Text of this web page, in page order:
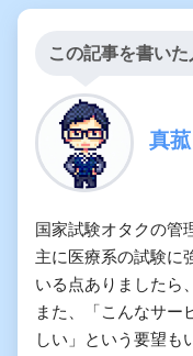
この記事を書いた
真菰
国家試験オタクの管
主に医療系の試験に
いる点ありましたら
また、「こんなサー
しい」という要望も